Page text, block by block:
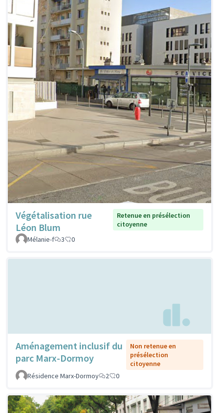
Végétalisation rue
Léon Blum
Retenue en présélection
citoyenne
Mélanie-f
3 0
Aménagement inclusif du
parc Marx-Dormoy
Non retenue en
présélection
citoyenne
Résidence Marx-Dormoy
2 0